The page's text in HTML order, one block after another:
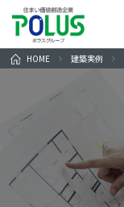
HOME 建築実例